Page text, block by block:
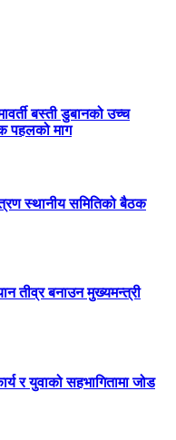
बस्ती डुबानको उच्च
पहलको माग
स्थानीय समितिको बैठक
तीव्र बनाउन मुख्यमन्त्री
र युवाको सहभागितामा जोड